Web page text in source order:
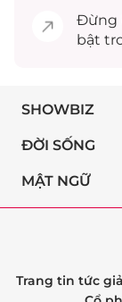
Đừng
bật
SHOWBIZ
ĐỜI SỐNG
MẬT NGỮ
Trang tin tức